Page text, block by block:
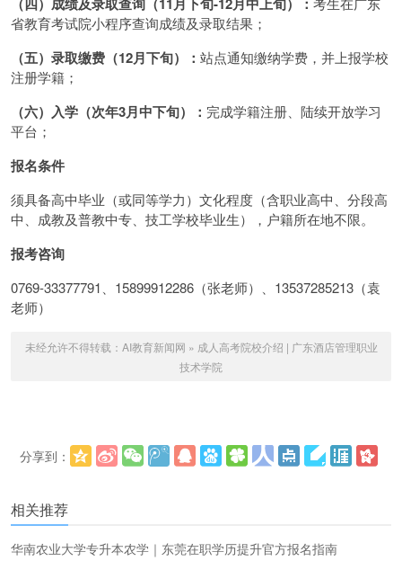
省教育考试院小程序查询成绩及录取结果；
（五）录取缴费（12月下旬）： 站点通知缴纳学费，并上报学校
注册学籍；
（六）入学（次年3月中下旬）： 完成学籍注册、陆续开放学习
平台；
报名条件
须具备高中毕业（或同等学力）文化程度（含职业高中、分段高
中、成教及普教中专、技工学校毕业生），户籍所在地不限。
报考咨询
0769-33377791、15899912286（张老师）、13537285213（袁
老师）
未经允许不得转载： AI教育新闻网 » 成人高考院校介绍 | 广东酒店管理职业
技术学院
分享到：
相关推荐
华南农业大学专升本农学｜东莞在职学历提升官方报名指南